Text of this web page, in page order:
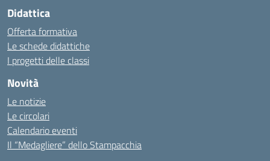
Didattica
Offerta formativa
Le schede didattiche
I progetti delle classi
Novità
Le notizie
Le circolari
Calendario eventi
Il “Medagliere” dello Stampacchia